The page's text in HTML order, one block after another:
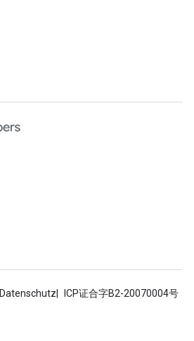
Datenschutz
ICP证合字B2-20070004号